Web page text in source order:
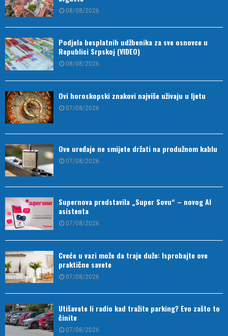
08/08/2026
Podjela besplatnih udžbenika za sve osnovce u
Republici Srpskoj (VIDEO)
08/08/2026
Ovi horoskopski znakovi najviše uživaju u ljetu
07/08/2026
Ove uređaje ne smijete držati na produžnom kablu
07/08/2026
Supernova predstavila „Super Sovu“ – novog AI
asistenta
07/08/2026
Cveće u vazi može da traje duže: Isprobajte ove
praktične savete
07/08/2026
Utišavate li radio kad tražite parking? Evo zašto to
činite
07/08/2026